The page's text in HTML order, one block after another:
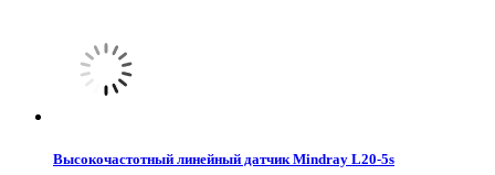
Высокочастотный линейный датчик Mindray L20-5s